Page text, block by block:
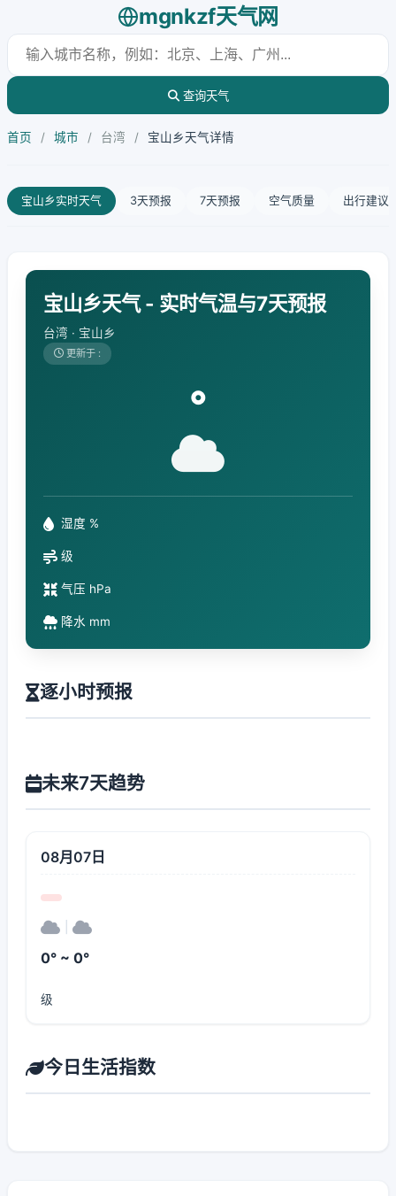
mgnkzf天气网
查询天气
首页 / 城市 / 台湾 / 宝山乡天气详情
宝山乡实时天气 3天预报 7天预报 空气质量 出行建议
宝山乡天气 - 实时气温与7天预报
台湾 · 宝山乡
更新于 :
°
湿度 %
级
气压 hPa
降水 mm
逐小时预报
未来7天趋势
08月07日
0° ~ 0°
级
今日生活指数